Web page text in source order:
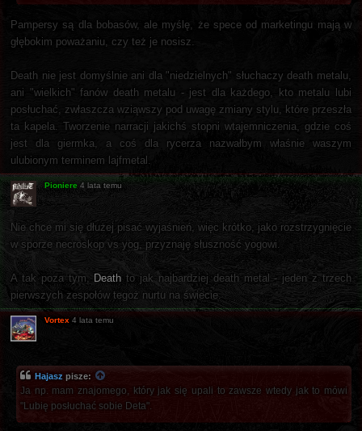
Pampersy są dla bobasów, ale myślę, że spece od marketingu mają w
głębokim poważaniu, czy też je nosisz.
Death nie jest domyślnie ani dla "niedzielnych" słuchaczy death metalu,
ani "wielkich" fanów death metalu - jest dla każdego, kto metalu lubi
posłuchać, zwłaszcza wziąwszy pod uwagę zmiany stylu, które przeszła
ta kapela. Tworzenie narracji jakichś stopni wtajemniczenia, gdzie coś
jest dla giermka, a coś dla rycerza nazwałbym właśnie waszym
ulubionym terminem lajfmetal.
Pioniere 4 lata temu
Nie chce mi się dłużej pisać wyjaśnień, więc krótko, jako rozstrzygnięcie
w sporze necroskop vs yog, przyznaję słuszność yogowi.
A tak poza tym, Death to jak najbardziej death metal - jeden z trzech
pierwszych zespołów tegoż nurtu na świecie.
Vortex 4 lata temu
Hajasz pisze:
Ja np. mam znajomego, który jak się upali to zawsze wtedy jak to mówi
"Lubię posłuchać sobie Deta".